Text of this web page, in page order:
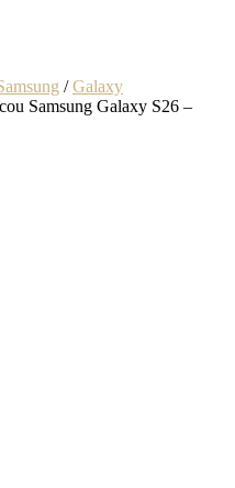
/Galaxy
Samsung Galaxy S26 –